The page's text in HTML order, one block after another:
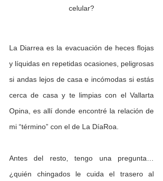
celular?
La Diarrea es la evacuación de heces flojas
y líquidas en repetidas ocasiones, peligrosas
si andas lejos de casa e incómodas si estás
cerca de casa y te limpias con el Vallarta
Opina, es allí donde encontré la relación de
mi “término” con el de La DíaRoa.
Antes del resto, tengo una pregunta…
¿quién chingados le cuida el trasero al